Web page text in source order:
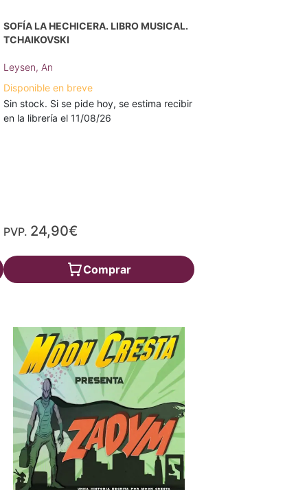
SOFÍA LA HECHICERA. LIBRO MUSICAL.
TCHAIKOVSKI
Leysen, An
Disponible en breve
Sin stock. Si se pide hoy, se estima recibir
en la librería el 11/08/26
PVP. 24,90€
Comprar